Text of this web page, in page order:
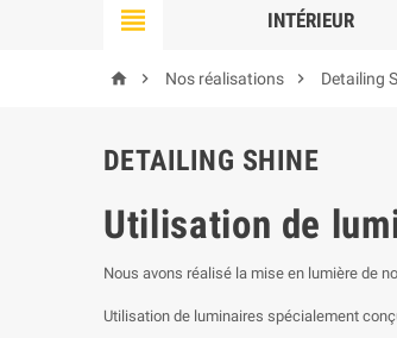
 INTÉRIEUR
  Nos réalisations  Detailing
DETAILING SHINE
Utilisation de
Nous avons réalisé la mise en lumière de
Utilisation de luminaires spécialement